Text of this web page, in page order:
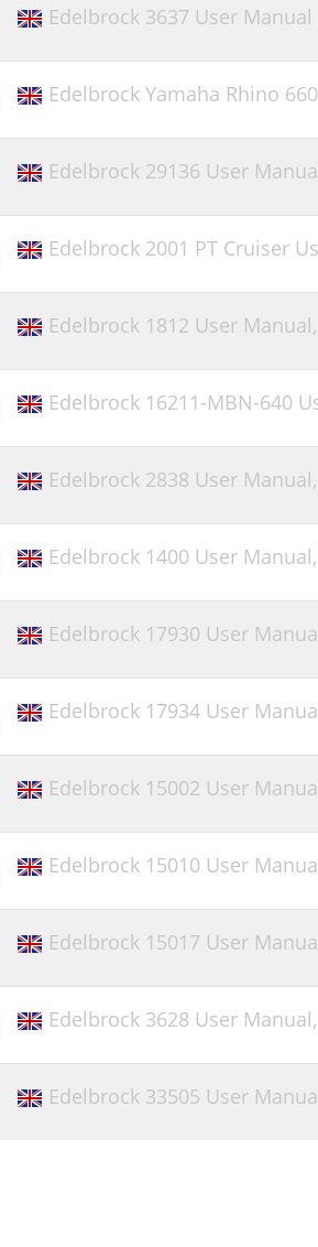
Edelbrock 3637 User Manual
Edelbrock Yamaha Rhino
Edelbrock 29136 User
Edelbrock 2001 PT Cruiser
Edelbrock 1812 User Manual,
Edelbrock 16211-MBN-640
Edelbrock 2838 User Manual,
Edelbrock 1400 User Manual,
Edelbrock 17930 User
Edelbrock 17934 User
Edelbrock 15002 User
Edelbrock 15010 User
Edelbrock 15017 User
Edelbrock 3628 User Manual,
Edelbrock 33505 User